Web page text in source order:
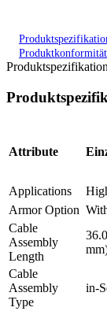
Produktkonformität
Attribute
Applications
Armor Option
Cable
Assembly
Length
Cable
Assembly
Type
in-